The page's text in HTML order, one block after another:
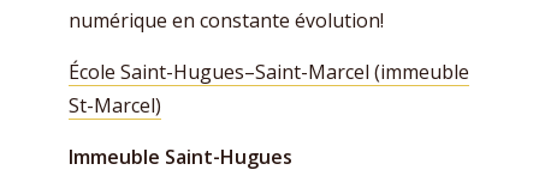
numérique en constante évolution!
École Saint-Hugues–Saint-Marcel (immeuble
St-Marcel)
Immeuble Saint-Hugues